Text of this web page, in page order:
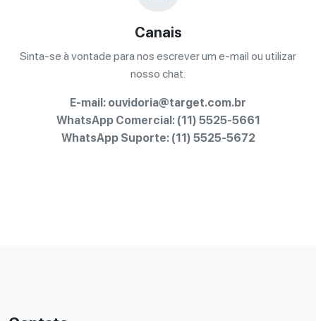
Canais
Sinta-se à vontade para nos escrever um e-mail ou utilizar
nosso chat.
E-mail: ouvidoria@target.com.br
WhatsApp Comercial: (11) 5525-5661
WhatsApp Suporte: (11) 5525-5672